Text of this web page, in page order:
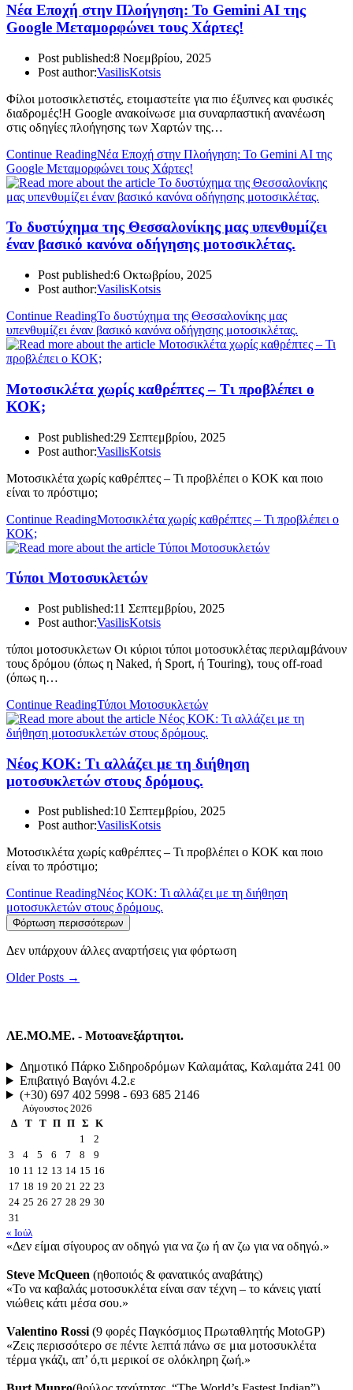
Νέα Εποχή στην Πλοήγηση: Το Gemini AI της
Google Μεταμορφώνει τους Χάρτες!
Post published:8 Νοεμβρίου, 2025
Post author:VasilisKotsis
Φίλοι μοτοσικλετιστές, ετοιμαστείτε για πιο έξυπνες και φυσικές
διαδρομές!Η Google ανακοίνωσε μια συναρπαστική ανανέωση
στις οδηγίες πλοήγησης των Χαρτών της…
Continue ReadingΝέα Εποχή στην Πλοήγηση: Το Gemini AI της
Google Μεταμορφώνει τους Χάρτες!
Το δυστύχημα της Θεσσαλονίκης μας υπενθυμίζει
έναν βασικό κανόνα οδήγησης μοτοσικλέτας.
Post published:6 Οκτωβρίου, 2025
Post author:VasilisKotsis
Continue ReadingΤο δυστύχημα της Θεσσαλονίκης μας
υπενθυμίζει έναν βασικό κανόνα οδήγησης μοτοσικλέτας.
Μοτοσικλέτα χωρίς καθρέπτες – Τι προβλέπει ο
ΚΟΚ;
Post published:29 Σεπτεμβρίου, 2025
Post author:VasilisKotsis
Μοτοσικλέτα χωρίς καθρέπτες – Τι προβλέπει ο ΚΟΚ και ποιο
είναι το πρόστιμο;
Continue ReadingΜοτοσικλέτα χωρίς καθρέπτες – Τι προβλέπει ο
ΚΟΚ;
Τύποι Μοτοσυκλετών
Post published:11 Σεπτεμβρίου, 2025
Post author:VasilisKotsis
τύποι μοτοσυκλετων Οι κύριοι τύποι μοτοσυκλέτας περιλαμβάνουν
τους δρόμου (όπως η Naked, ή Sport, ή Touring), τους off-road
(όπως η…
Continue ReadingΤύποι Μοτοσυκλετών
Νέος ΚΟΚ: Τι αλλάζει με τη διήθηση
μοτοσυκλετών στους δρόμους.
Post published:10 Σεπτεμβρίου, 2025
Post author:VasilisKotsis
Μοτοσικλέτα χωρίς καθρέπτες – Τι προβλέπει ο ΚΟΚ και ποιο
είναι το πρόστιμο;
Continue ReadingΝέος ΚΟΚ: Τι αλλάζει με τη διήθηση
μοτοσυκλετών στους δρόμους.
Φόρτωση περισσότερων
Δεν υπάρχουν άλλες αναρτήσεις για φόρτωση
Older Posts →
ΛΕ.ΜΟ.ΜΕ. - Μοτοανεξάρτητοι.
Δημοτικό Πάρκο Σιδηροδρόμων Καλαμάτας, Καλαμάτα 241 00
Επιβατιγό Βαγόνι 4.2.ε
(+30) 697 402 5998 - 693 685 2146
Αύγουστος 2026
Δ
Τ Τ Π Π Σ Κ
1
2
3
4 5 6 7 8
9
10 11 12 13 14 15 16
17 18 19 20 21 22 23
24 25 26 27 28 29 30
31
« Ιούλ
«Δεν είμαι σίγουρος αν οδηγώ για να ζω ή αν ζω για να οδηγώ.»
Steve McQueen (ηθοποιός & φανατικός αναβάτης)
«Το να καβαλάς μοτοσυκλέτα είναι σαν τέχνη – το κάνεις γιατί
νιώθεις κάτι μέσα σου.»
Valentino Rossi (9 φορές Παγκόσμιος Πρωταθλητής MotoGP)
«Ζεις περισσότερο σε πέντε λεπτά πάνω σε μια μοτοσυκλέτα
τέρμα γκάζι, απ’ ό,τι μερικοί σε ολόκληρη ζωή.»